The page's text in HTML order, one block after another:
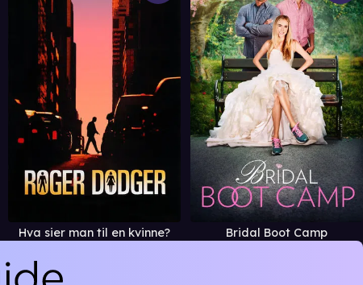
Hva sier man til en kvinne? Bridal Boot Camp